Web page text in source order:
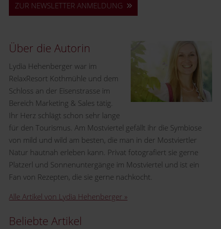
ZUR NEWSLETTER ANMELDUNG
Über die Autorin
Lydia Hehenberger war im
RelaxResort Kothmühle und dem
Schloss an der Eisenstrasse im
Bereich Marketing & Sales tätig.
Ihr Herz schlägt schon sehr lange
für den Tourismus. Am Mostviertel gefällt ihr die Symbiose
von mild und wild am besten, die man in der Mostviertler
Natur hautnah erleben kann. Privat fotografiert sie gerne
Platzerl und Sonnenuntergänge im Mostviertel und ist ein
Fan von Rezepten, die sie gerne nachkocht.
Alle Artikel von Lydia Hehenberger »
Beliebte Artikel